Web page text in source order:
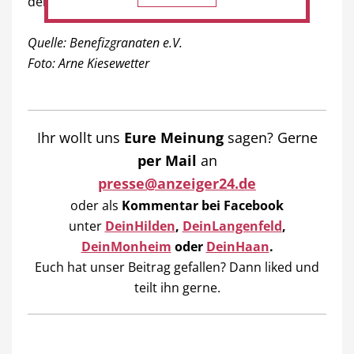
Quelle: Benefizgranaten e.V.
Foto: Arne Kiesewetter
Ihr wollt uns Eure Meinungsagen? Gerne
per Mail an
presse@anzeiger24.de
oder als Kommentar bei Facebook
unter DeinHilden, DeinLangenfeld,
DeinMonheim oder DeinHaan.
Euch hat unser Beitrag gefallen? Dann liked und
teilt ihn gerne.